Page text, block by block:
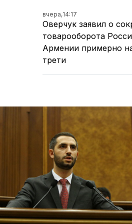
вчера,14:17
Оверчук заявил о
товарооборота
Армении примерно
трети